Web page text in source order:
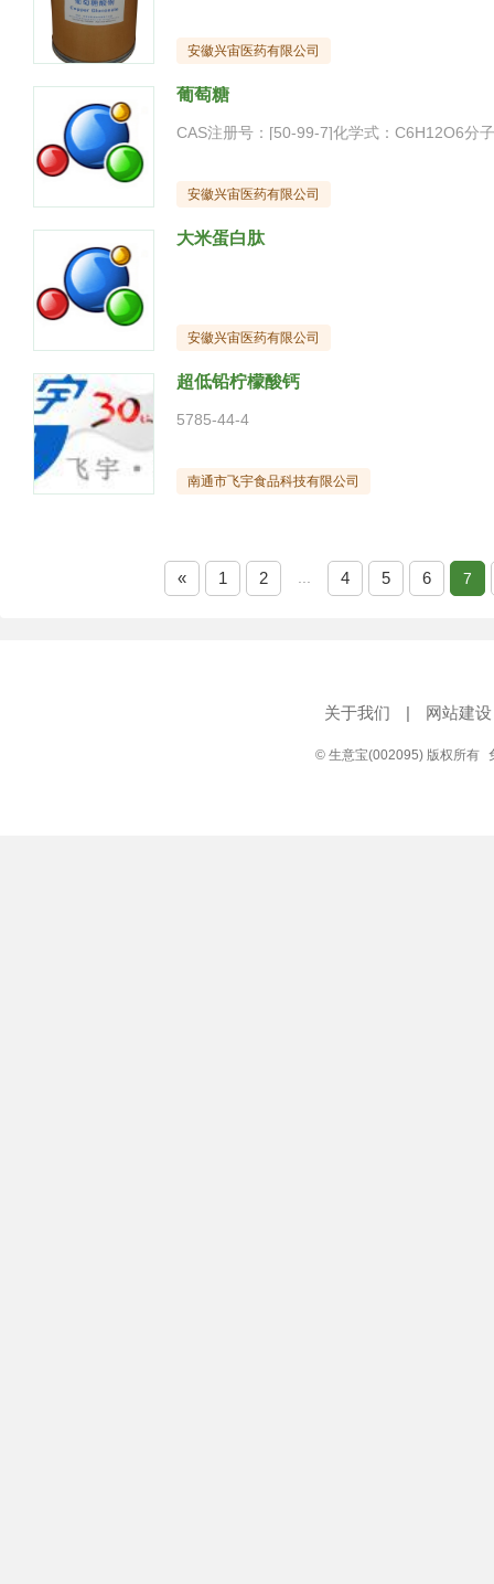
安徽兴宙医药有限公司
葡萄糖
安徽兴宙医药有限公司
大米蛋白肽
安徽兴宙医药有限公司
超低铅柠檬酸钙
5785-44-4
南通市飞宇食品科技有限公司
« 1 2 4 5 6 7
关于我们 | 网站建设
© 生意宝(002095) 版权所有